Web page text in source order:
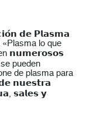
𝗱𝗲 𝗣𝗹𝗮𝘀𝗺𝗮
«Plasma lo que
𝗻𝘂𝗺𝗲𝗿𝗼𝘀𝗼𝘀
pueden
de plasma para
𝗱𝗲 𝗻𝘂𝗲𝘀𝘁𝗿𝗮
𝘀𝗮𝗹𝗲𝘀 𝘆